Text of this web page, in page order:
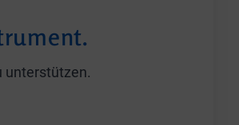
unterstützen.